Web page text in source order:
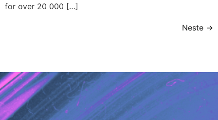
for over 20 000 […]
Neste →